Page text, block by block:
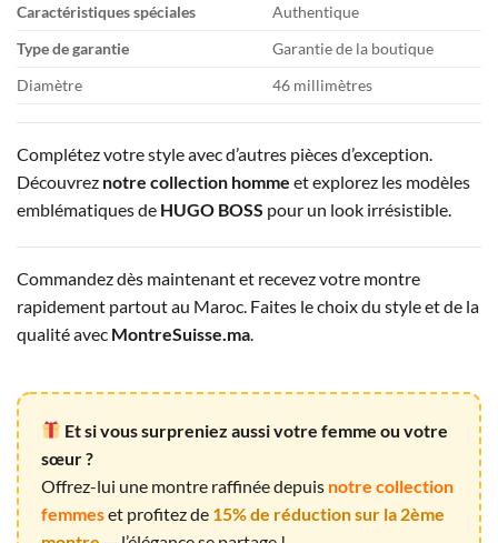
Caractéristiques spéciales
Authentique
Type de garantie
Garantie de la boutique
Diamètre
46 millimètres
Complétez votre style avec d’autres pièces d’exception.
Découvrez notre collection homme et explorez les modèles
emblématiques de HUGO BOSS pour un look irrésistible.
Commandez dès maintenant et recevez votre montre
rapidement partout au Maroc. Faites le choix du style et de la
qualité avec MontreSuisse.ma.
Et si vous surpreniez aussi votre femme ou votre
sœur ?
Offrez-lui une montre raffinée depuis notre collection
femmeset profitez de 15% de réduction sur la 2ème